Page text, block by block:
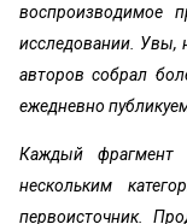
воспроизводимое
исследовании. Увы,
авторов собрал
ежедневно
Каждый фрагмент
нескольким
первоисточник.